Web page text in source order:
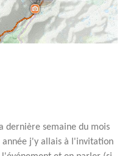
dernière semaine du mois
j'y allais à l'invitation